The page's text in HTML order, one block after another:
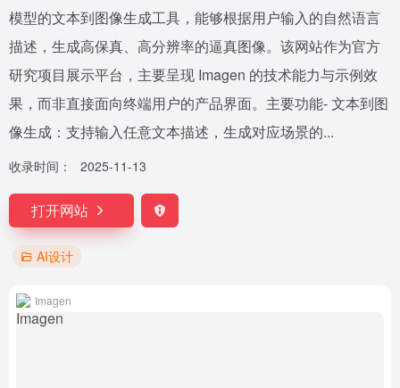
模型的文本到图像生成工具，能够根据用户输入的自然语言
描述，生成高保真、高分辨率的逼真图像。该网站作为官方
研究项目展示平台，主要呈现 Imagen 的技术能力与示例效
果，而非直接面向终端用户的产品界面。主要功能- 文本到图
像生成：支持输入任意文本描述，生成对应场景的...
收录时间： 2025-11-13
打开网站
AI设计
Imagen